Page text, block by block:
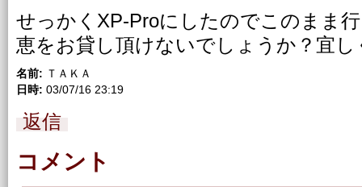
せっかくXP-Proにしたのでこのまま
恵をお貸し頂けないでしょうか？宜
名前: ＴＡＫＡ
日時: 03/07/16 23:19
返信
コメント